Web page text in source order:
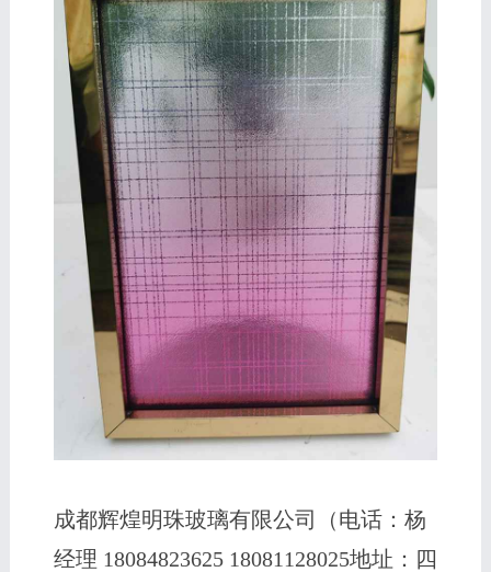
成都辉煌明珠玻璃有限公司（电话：杨
经理 18084823625 18081128025地址：四